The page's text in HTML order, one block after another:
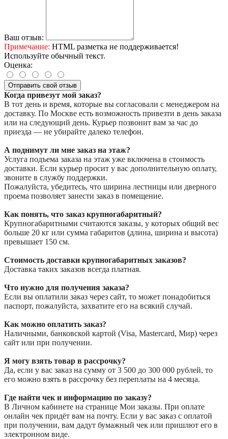
Ваш отзыв:
Примечание: HTML разметка не поддерживается!
Используйте обычный текст.
Оценка:
Отправить свой отзыв
Когда привезут мой заказ?
В тот день и время, которые вы согласовали с менеджером на
доставку. По Москве есть возможность привезти в день заказа
или на следующий день. Курьер позвонит вам за час до
приезда — не убирайте далеко телефон.
А поднимут ли мне заказ на этаж?
Услуга подъема заказа на этаж уже включена в стоимость
доставки. Если курьер просит у вас дополнительную оплату,
звоните в службу поддержки.
Пожалуйста, убедитесь, что ширина лестницы или дверного
проема позволяет занести заказ в помещение.
Как понять, что заказ крупногабаритный?
Крупногабаритными считаются заказы, у которых общий вес
больше 20 кг или сумма габаритов (длина, ширина и высота)
превышает 150 см.
Стоимость доставки крупногабаритных заказов?
Доставка таких заказов всегда платная.
Что нужно для получения заказа?
Если вы оплатили заказ через сайт, то может понадобиться
паспорт, пожалуйста, захватите его на всякий случай.
Как можно оплатить заказ?
Наличными, банковской картой (Visa, Mastercard, Мир) через
сайт или при получении.
Я могу взять товар в рассрочку?
Да, если у вас заказ на сумму от 3 500 до 300 000 рублей, то
его можно взять в рассрочку без переплаты на 4 месяца.
Где найти чек и информацию по заказу?
В Личном кабинете на странице Мои заказы. При оплате
онлайн чек придёт вам на почту. Если у вас заказ с оплатой
при получении, вам дадут бумажный чек или пришлют его в
электронном виде.